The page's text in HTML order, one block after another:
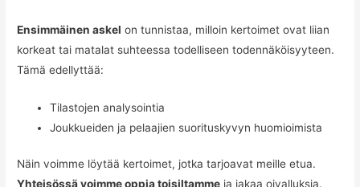
Ensimmäinen askel on tunnistaa, milloin kertoimet ovat liian
korkeat tai matalat suhteessa todelliseen todennäköisyyteen.
Tämä edellyttää:
Tilastojen analysointia
Joukkueiden ja pelaajien suorituskyvyn huomioimista
Näin voimme löytää kertoimet, jotka tarjoavat meille etua.
Yhteisössä voimme oppia toisiltamme ja jakaa oivalluksia.